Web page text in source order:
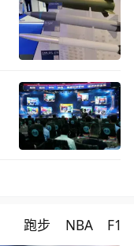
跑步 NBA F1